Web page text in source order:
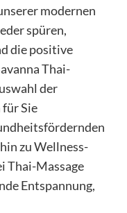
modernen
spüren,
die positive
Thai-
der
Sie
zu Wellness-
Thai-Massage
Entspannung,